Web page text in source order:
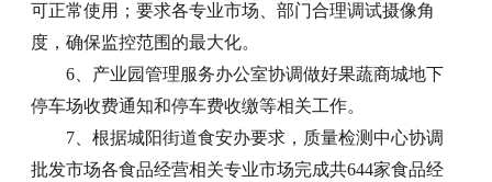
可正常使用；要求各专业市场、部门合理调试摄像角
度，确保监控范围的最大化。
6、产业园管理服务办公室协调做好果蔬商城地下
停车场收费通知和停车费收缴等相关工作。
7、根据城阳街道食安办要求，质量检测中心协调
批发市场各食品经营相关专业市场完成共644家食品经